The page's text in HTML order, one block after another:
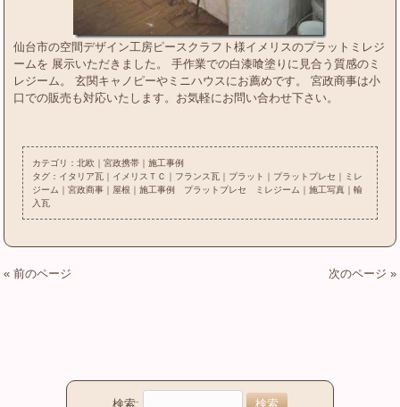
仙台市の空間デザイン工房ピースクラフト様イメリスのプラットミレジ
ームを 展示いただきました。 手作業での白漆喰塗りに見合う質感のミ
レジーム。 玄関キャノピーやミニハウスにお薦めです。 宮政商事は小
口での販売も対応いたします。お気軽にお問い合わせ下さい。
カテゴリ：北欧 ｜宮政携帯 ｜施工事例
タグ： イタリア瓦 ｜ イメリスＴＣ ｜ フランス瓦 ｜ プラット ｜ プラットプレセ ｜ ミレ
ジーム ｜宮政商事 ｜ 屋根 ｜施工事例 プラットプレセ ミレジーム ｜施工写真 ｜輸
入瓦
« 前のページ 次のページ »
検索: